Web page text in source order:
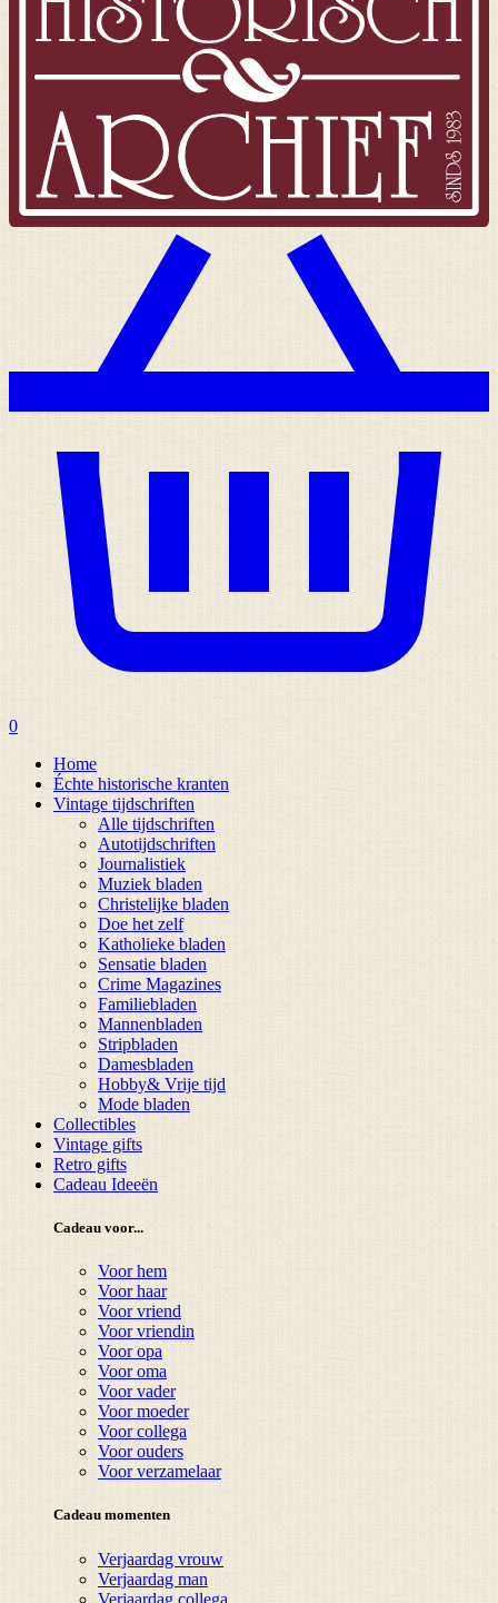
0
Home
Échte historische kranten
Vintage tijdschriften
Alle tijdschriften
Autotijdschriften
Journalistiek
Muziek bladen
Christelijke bladen
Doe het zelf
Katholieke bladen
Sensatie bladen
Crime Magazines
Familiebladen
Mannenbladen
Stripbladen
Damesbladen
Hobby& Vrije tijd
Mode bladen
Collectibles
Vintage gifts
Retro gifts
Cadeau Ideeën
Cadeau voor...
Voor hem
Voor haar
Voor vriend
Voor vriendin
Voor opa
Voor oma
Voor vader
Voor moeder
Voor collega
Voor ouders
Voor verzamelaar
Cadeau momenten
Verjaardag vrouw
Verjaardag man
Verjaardag collega